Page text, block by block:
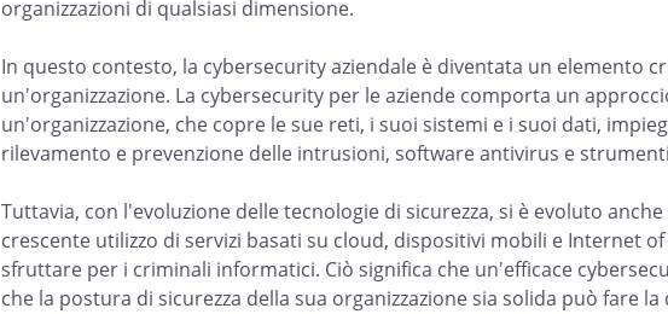
organizzazioni di qualsiasi dimensione.
In questo contesto, la cybersecurity aziendale è diventata un elemento
un'organizzazione. La cybersecurity per le aziende comporta un
un'organizzazione, che copre le sue reti, i suoi sistemi e i suoi dati,
rilevamento e prevenzione delle intrusioni, software antivirus e
Tuttavia, con l'evoluzione delle tecnologie di sicurezza, si è evoluto
crescente utilizzo di servizi basati su cloud, dispositivi mobili e Internet
sfruttare per i criminali informatici. Ciò significa che un'efficace
che la postura di sicurezza della sua organizzazione sia solida può fare